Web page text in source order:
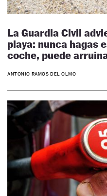
La Guardia Civil
playa: nunca hagas
coche, puede
ANTONIO RAMOS DEL OLMO